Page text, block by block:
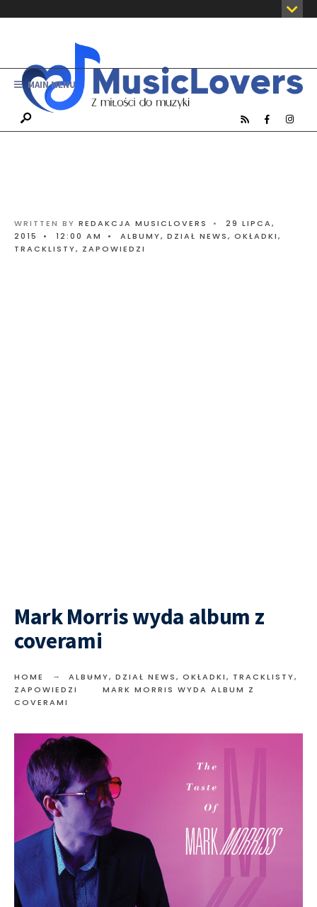
MAIN MENU
WRITTEN BY REDAKCJA MUSICLOVERS •
29 LIPCA,
2015
• 12:00 AM • ALBUMY, DZIAŁ NEWS, OKŁADKI,
TRACKLISTY, ZAPOWIEDZI
Mark Morris wyda album z
coverami
HOME ALBUMY, DZIAŁ NEWS, OKŁADKI, TRACKLISTY,
ZAPOWIEDZI
MARK MORRIS WYDA ALBUM Z
COVERAMI